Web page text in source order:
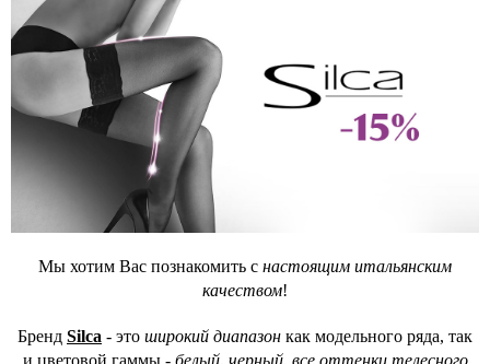
Мы хотим Вас познакомить с настоящим итальянским
качеством!
Бренд Silca - это широкий диапазон как модельного ряда, так